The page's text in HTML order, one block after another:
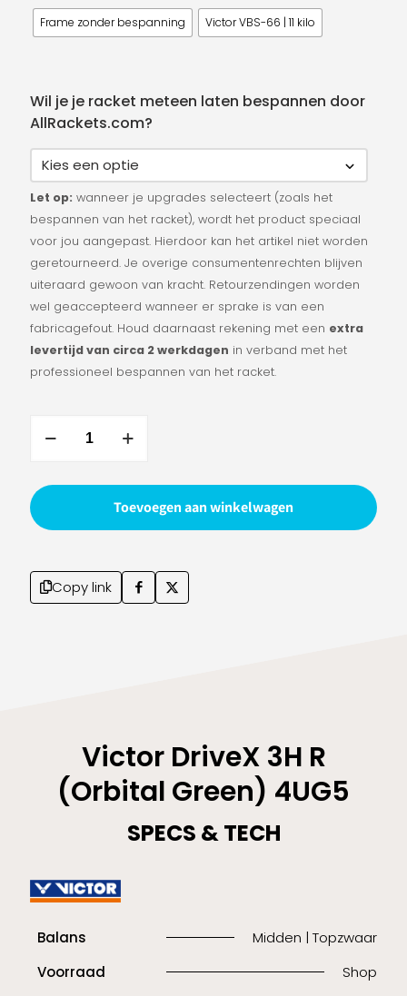
Frame zonder bespanning Victor VBS-66 | 11 kilo
Wil je je racket meteen laten bespannen door
AllRackets.com?
Let op: wanneer je upgrades selecteert (zoals het
bespannen van het racket), wordt het product speciaal
voor jou aangepast. Hierdoor kan het artikel niet worden
geretourneerd. Je overige consumentenrechten blijven
uiteraard gewoon van kracht. Retourzendingen worden
wel geaccepteerd wanneer er sprake is van een
fabricagefout. Houd daarnaast rekening met een extra
levertijd van circa 2 werkdagen in verband met het
professioneel bespannen van het racket.
DriveX
R
(Orbital
Green)
aantal
Toevoegen aan winkelwagen
Copy link
Victor DriveX 3H R
(Orbital Green) 4UG5
SPECS & TECH
Balans
Midden | Topzwaar
Voorraad
Shop